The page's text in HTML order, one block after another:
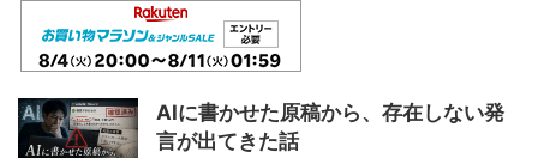
AIに書かせた原稿から、存在しない発
言が出てきた話